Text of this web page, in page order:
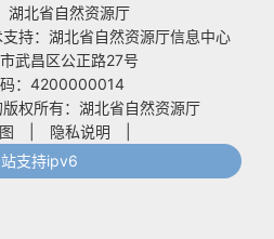
湖北省自然资源厅
持：湖北省自然资源厅信息中心
武昌区公正路27号
：4200000014
权所有：湖北省自然资源厅
隐私说明
支持ipv6